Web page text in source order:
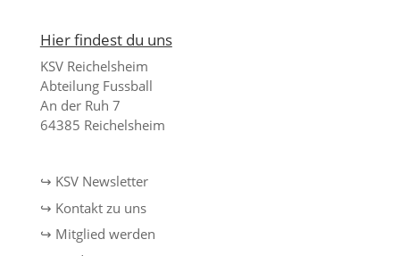
Hier findest du uns
KSV Reichelsheim
Abteilung Fussball
An der Ruh 7
64385 Reichelsheim
↪ KSV Newsletter
↪ Kontakt zu uns
↪ Mitglied werden